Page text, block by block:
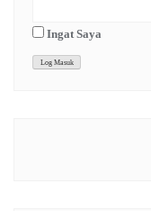
Ingat Saya